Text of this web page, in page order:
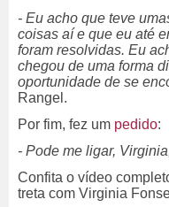
- Eu acho que teve
coisas aí e que eu até
foram resolvidas. Eu
chegou de uma forma
oportunidade de se
Rangel.
Por fim, fez um pedido:
- Pode me ligar,
Confita o vídeo
treta com Virginia